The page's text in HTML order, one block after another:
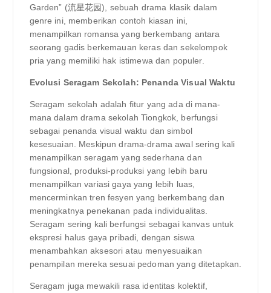
Garden” (流星花园), sebuah drama klasik dalam
genre ini, memberikan contoh kiasan ini,
menampilkan romansa yang berkembang antara
seorang gadis berkemauan keras dan sekelompok
pria yang memiliki hak istimewa dan populer.
Evolusi Seragam Sekolah: Penanda Visual Waktu
Seragam sekolah adalah fitur yang ada di mana-
mana dalam drama sekolah Tiongkok, berfungsi
sebagai penanda visual waktu dan simbol
kesesuaian. Meskipun drama-drama awal sering kali
menampilkan seragam yang sederhana dan
fungsional, produksi-produksi yang lebih baru
menampilkan variasi gaya yang lebih luas,
mencerminkan tren fesyen yang berkembang dan
meningkatnya penekanan pada individualitas.
Seragam sering kali berfungsi sebagai kanvas untuk
ekspresi halus gaya pribadi, dengan siswa
menambahkan aksesori atau menyesuaikan
penampilan mereka sesuai pedoman yang ditetapkan.
Seragam juga mewakili rasa identitas kolektif,